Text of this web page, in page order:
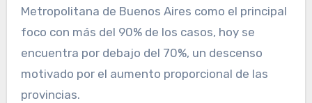
Metropolitana de Buenos Aires como el principal
foco con más del 90% de los casos, hoy se
encuentra por debajo del 70%, un descenso
motivado por el aumento proporcional de las
provincias.